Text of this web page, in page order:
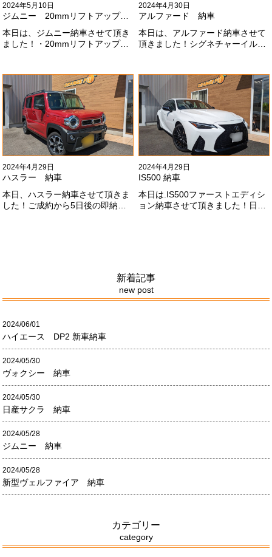
2024年5月10日
ジムニー 20mmリフトアップ納車
本日は、ジムニー納車させて頂き
ました！・20mmリフトアップ・
させて頂きました！！弊社で、短
期間に何台もご注文ありがどうご
ざいます！！これからもよろしく
お願いします
#x1f647;#x200d;#x2640;#xfe0f;
2024年4月30日
アルファード 納車
本日は、アルファード納車させて
頂きました！シグネチャーイル
よろしくお願いします
#x1f647;#x200d;#x2640;#xfe0f;
2024年4月29日
ハスラー 納車
本日、ハスラー納車させて頂きま
した！ご成約から5日後の即納車
2024年4月29日
IS500 納車
本日は.IS500ファーストエディシ
ョン納車させて頂きました！日本
絡ください！
新着記事
new post
2024/06/01
ハイエース DP2 新車納車
2024/05/30
ヴォクシー 納車
2024/05/30
日産サクラ 納車
2024/05/28
ジムニー 納車
2024/05/28
新型ヴェルファイア 納車
カテゴリー
category